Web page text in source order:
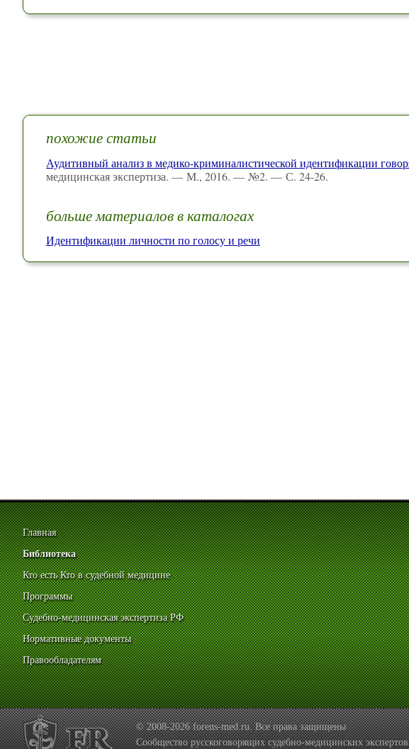
похожие статьи
Аудитивный анализ в медико-криминалистической идентификации
медицинская экспертиза. — М., 2016. — №2. — С. 24-26.
больше материалов в каталогах
Идентификации личности по голосу и речи
Главная
Библиотека
Кто есть Кто в судебной медицине
Программы
Судебно-медицинская экспертиза РФ
Нормативные документы
Правообладателям
© 2008-2026 forens-med.ru. Все права защищены
Сообщество русскоговорящих судебно-медицинских экспертов